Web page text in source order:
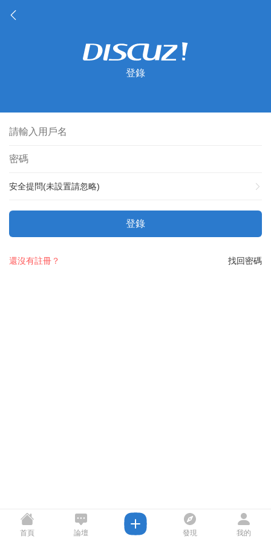
登錄
安全提問(未設置請忽略)
登錄
找回密碼
還沒有註冊？
首頁 論壇 發現 我的